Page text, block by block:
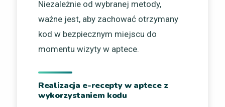
Niezależnie od wybranej metody,
ważne jest, aby zachować otrzymany
kod w bezpiecznym miejscu do
momentu wizyty w aptece.
Realizacja e-recepty w aptece z
wykorzystaniem kodu